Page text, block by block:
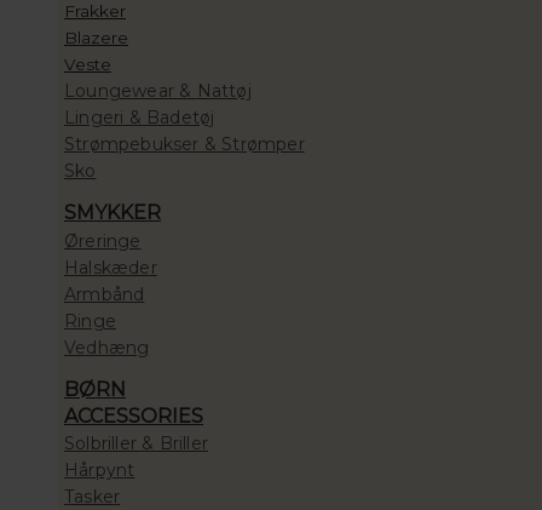
Frakker
Blazere
Veste
Loungewear & Nattøj
Lingeri & Badetøj
Strømpebukser & Strømper
Sko
SMYKKER
Øreringe
Halskæder
Armbånd
Ringe
Vedhæng
BØRN
ACCESSORIES
Solbriller & Briller
Hårpynt
Tasker